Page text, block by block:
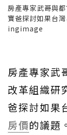
房產專家武哥與
寶爸探討如果台
ingimage
房產專家武
改革組織研
爸探討如果
房價的議題